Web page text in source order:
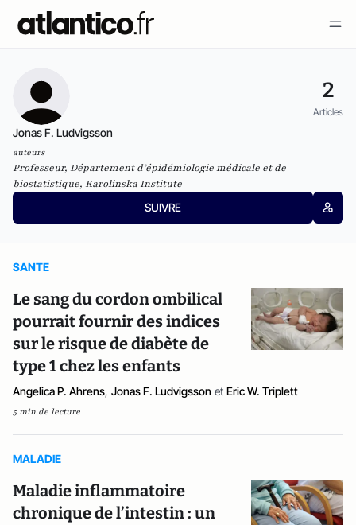
2
Articles
Jonas F. Ludvigsson
auteurs
Professeur, Département d’épidémiologie médicale et de
biostatistique, Karolinska Institute
SUIVRE
SANTE
Le sang du cordon ombilical
pourrait fournir des indices
sur le risque de diabète de
type 1 chez les enfants
Angelica P. Ahrens, Jonas F. Ludvigsson et Eric W. Triplett
5 min de lecture
MALADIE
Maladie inflammatoire
chronique de l’intestin : un